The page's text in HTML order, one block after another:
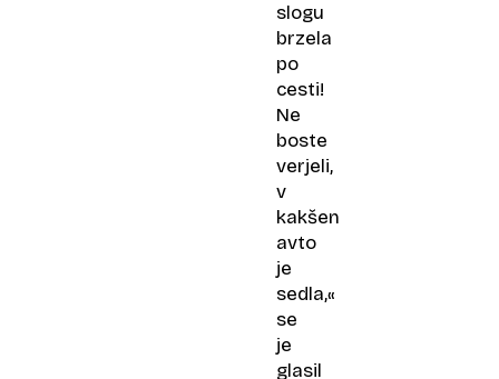
slogu
brzela
po
cesti!
Ne
boste
verjeli,
v
kakšen
avto
je
sedla,«
se
je
glasil